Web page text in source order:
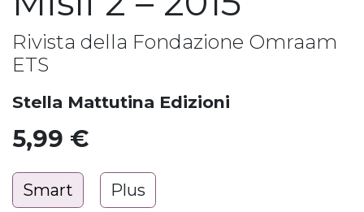
Rivista della Fondazione Omraam
ETS
Stella Mattutina Edizioni
5,99 €
Smart Plus